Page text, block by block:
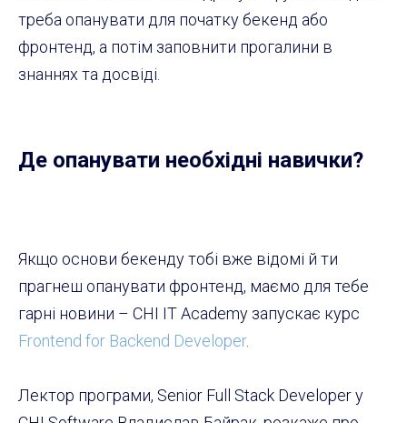
треба опанувати для початку бекенд або
фронтенд, а потім заповнити прогалини в
знаннях та досвіді.
Де опанувати необхідні навички?
Якщо основи бекенду тобі вже відомі й ти
прагнеш опанувати фронтенд, маємо для тебе
гарні новини – CHI IT Academy запускає курс
Frontend for Backend Developer.
Лектор програми, Senior Full Stack Developer у